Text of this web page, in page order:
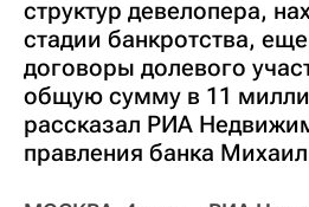
структур девелопера,
стадии банкротства,
договоры долевого
общую сумму в 11
рассказал РИА
правления банка